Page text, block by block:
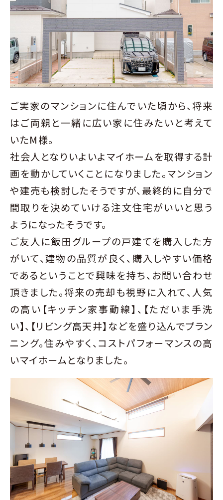
ご実家のマンションに住んでいた頃から、将来
はご両親と一緒に広い家に住みたいと考えて
いたM様。
社会人となりいよいよマイホームを取得する計
画を動かしていくことになりました。マンション
や建売も検討したそうですが、最終的に自分で
間取りを決めていける注文住宅がいいと思う
ようになったそうです。
ご友人に飯田グループの戸建てを購入した方
がいて、建物の品質が良く、購入しやすい価格
であるということで興味を持ち、お問い合わせ
頂きました。将来の売却も視野に入れて、人気
の高い【キッチン家事動線】、【ただいま手洗
い】、【リビング高天井】などを盛り込んでプラン
ニング。住みやすく、コストパフォーマンスの高
いマイホームとなりました。